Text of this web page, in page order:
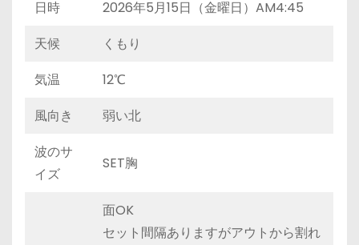
日時
2026年5月15日（金曜日）AM4:45
天候
くもり
気温
12℃
風向き
弱い北
波のサ
イズ
SET胸
面OK
セット間隔ありますがアウトから割れ